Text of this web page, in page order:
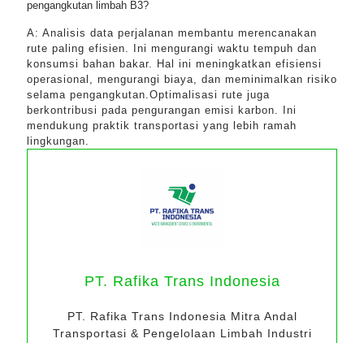
pengangkutan limbah B3?
A: Analisis data perjalanan membantu merencanakan
rute paling efisien. Ini mengurangi waktu tempuh dan
konsumsi bahan bakar. Hal ini meningkatkan efisiensi
operasional, mengurangi biaya, dan meminimalkan risiko
selama pengangkutan.Optimalisasi rute juga
berkontribusi pada pengurangan emisi karbon. Ini
mendukung praktik transportasi yang lebih ramah
lingkungan.
PT. Rafika Trans Indonesia
PT. Rafika Trans Indonesia Mitra Andal
Transportasi & Pengelolaan Limbah Industri